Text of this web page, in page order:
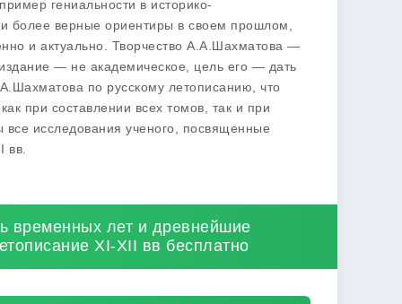
гениальности в историко-
более верные ориентиры в своем прошлом,
и актуально. Творчество А.А.Шахматова —
— не академическое, цель его — дать
по русскому летописанию, что
при составлении всех томов, так и при
исследования ученого, посвященные
вв.
временных лет и древнейшие
XI-XII вв бесплатно